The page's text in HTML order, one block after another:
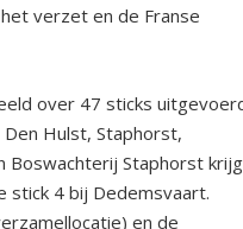
verzet en de Franse
over 47 sticks
Hulst, Staphorst,
Boswachterij Staphorst
stick 4 bij Dedemsvaart.
en de